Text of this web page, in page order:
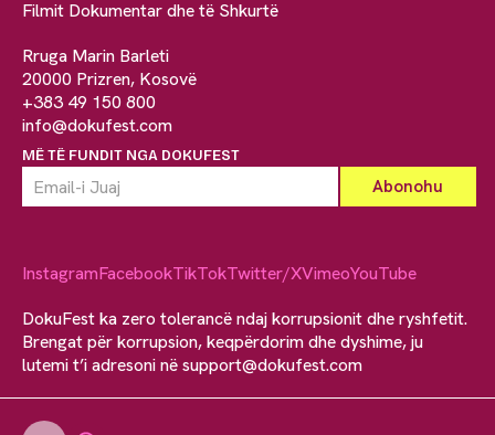
Filmit Dokumentar dhe të Shkurtë
Rruga Marin Barleti
20000 Prizren, Kosovë
+383 49 150 800
info@dokufest.com
MË TË FUNDIT NGA DOKUFEST
InstagramFacebookTikTokTwitter/XVimeoYouTube
DokuFest ka zero tolerancë ndaj korrupsionit dhe ryshfetit.
Brengat për korrupsion, keqpërdorim dhe dyshime, ju
lutemi t’i adresoni nësupport@dokufest.com